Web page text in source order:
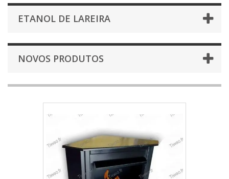
ETANOL DE LAREIRA
NOVOS PRODUTOS